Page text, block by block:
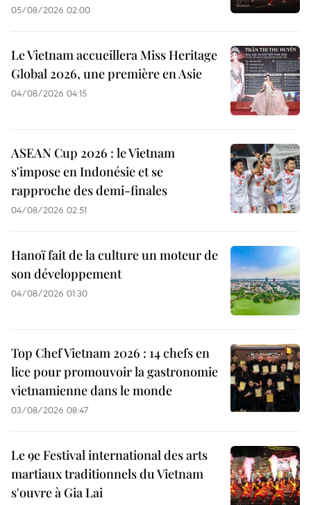
05/08/2026 02:00
Le Vietnam accueillera Miss Heritage
Global 2026, une première en Asie
04/08/2026 04:15
ASEAN Cup 2026 : le Vietnam
s'impose en Indonésie et se
rapproche des demi-finales
04/08/2026 02:51
Hanoï fait de la culture un moteur de
son développement
04/08/2026 01:30
Top Chef Vietnam 2026 : 14 chefs en
lice pour promouvoir la gastronomie
vietnamienne dans le monde
03/08/2026 08:47
Le 9e Festival international des arts
martiaux traditionnels du Vietnam
s'ouvre à Gia Lai